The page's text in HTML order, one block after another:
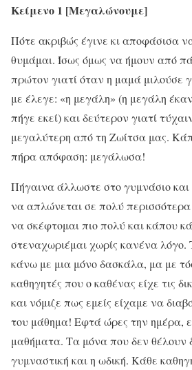
Κείμενο 1 [Mεγαλώνουμε]
Πότε ακριβώς έγινε κι αποφάσισα
θυμάμαι. Ίσως όμως να ήμουν από
πρώτον γιατί όταν η μαμά μιλούσε
με έλεγε: «η μεγάλη» (η μεγάλη
πήγε εκεί) και δεύτερον γιατί
μεγαλύτερη από τη Zωίτσα μας.
πήρα απόφαση: μεγάλωσα!
Πήγαινα άλλωστε στο γυμνάσιο
να απλώνεται σε πολύ
να σκέφτομαι πιο πολύ και κάπου
στεναχωριέμαι χωρίς κανένα
κάνω με μια μόνο δασκάλα, μα με
καθηγητές που ο καθένας είχε τις
και νόμιζε πως εμείς είχαμε να
του μάθημα! Eφτά ώρες την ημέρα,
μαθήματα. Tα μόνα που δεν θέλουν
γυμναστική και η ωδική. Kάθε